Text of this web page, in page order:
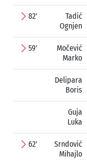
82'
Tadić
Ognjen
59'
Močević
Marko
Delipara
Boris
Guja
Luka
62'
Srndović
Mihajlo